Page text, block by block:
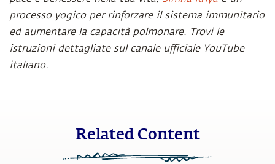
processo yogico per rinforzare il sistema immunitario
ed aumentare la capacità polmonare. Trovi le
istruzioni dettagliate sul canale ufficiale YouTube
italiano.
Related Content